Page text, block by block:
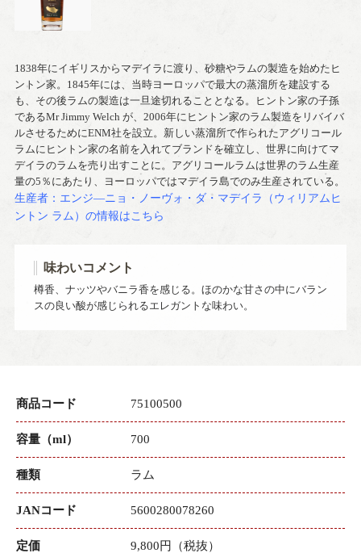
1838年にイギリスからマデイラに渡り、砂糖やラムの製造を始めたヒ
ントン家。1845年には、当時ヨーロッパで最大の蒸溜所を建設する
も、その後ラムの製造は一旦途切れることとなる。ヒントン家の子孫
であるMr Jimmy Welch が、2006年にヒントン家のラム製造をリバイバ
ルさせるためにENM社を設立。新しい蒸溜所で作られたアグリコール
ラムにヒントン家の名前を入れてブランドを確立し、世界に向けてマ
デイラのラムを売り出すことに。アグリコールラムは世界のラム生産
量の5％にあたり、ヨーロッパではマデイラ島でのみ生産されている。
生産者：エンジ―ニョ・ノーヴォ・ダ・マデイラ（ウィリアムヒ
ントン ラム）の情報はこちら
味わいコメント
樽香、ナッツやバニラ香を感じる。ほのかな甘さの中にバラン
スの良い酸が感じられるエレガントな味わい。
商品コード 75100500
容量（ml） 700
種類 ラム
JANコード 5600280078260
定価 9,800円（税抜）